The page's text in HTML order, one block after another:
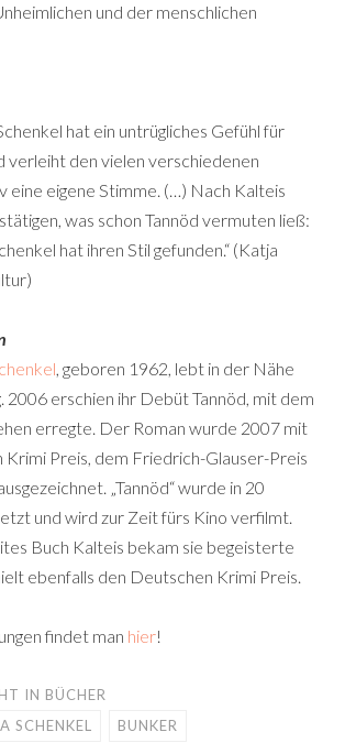
und der menschlichen
hat ein untrügliches Gefühl für
verleiht den vielen verschiedenen
eine eigene Stimme. (…) Nach Kalteis
was schon Tannöd vermuten ließ:
hat ihren Stil gefunden.“ (Katja
, geboren 1962, lebt in der Nähe
2006 erschien ihr Debüt Tannöd, mit dem
erregte. Der Roman wurde 2007 mit
Preis, dem Friedrich-Glauser-Preis
„Tannöd“ wurde in 20
und wird zur Zeit fürs Kino verfilmt.
Buch Kalteis bekam sie begeisterte
ebenfalls den Deutschen Krimi Preis.
findet man hier!
IN BÜCHER
SCHENKEL
BUNKER